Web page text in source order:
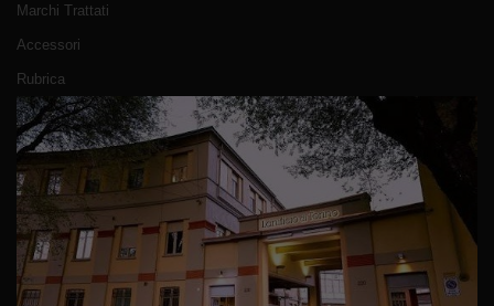
Marchi Trattati
Accessori
Rubrica